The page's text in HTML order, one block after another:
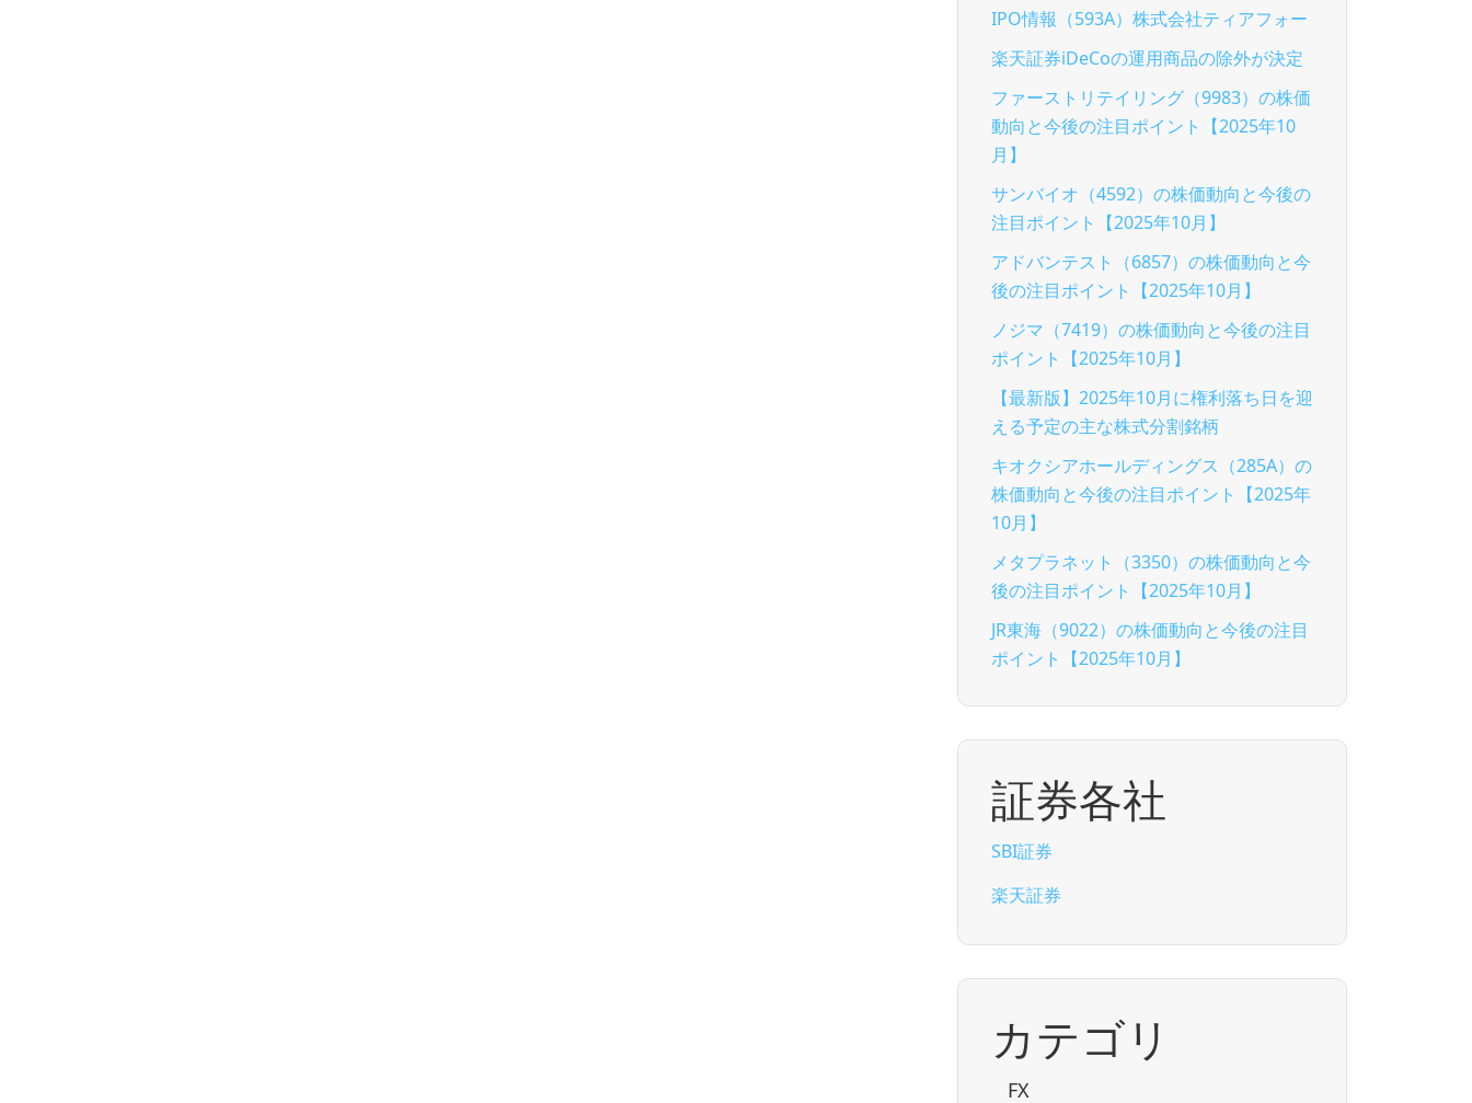
IPO情報（593A）株式会社ティアフォー
楽天証券iDeCoの運用商品の除外が決定
ファーストリテイリング（9983）の株価
動向と今後の注目ポイント【2025年10
月】
サンバイオ（4592）の株価動向と今後の
注目ポイント【2025年10月】
アドバンテスト（6857）の株価動向と今
後の注目ポイント【2025年10月】
ノジマ（7419）の株価動向と今後の注目
ポイント【2025年10月】
【最新版】2025年10月に権利落ち日を迎
える予定の主な株式分割銘柄
キオクシアホールディングス（285A）の
株価動向と今後の注目ポイント【2025年
10月】
メタプラネット（3350）の株価動向と今
後の注目ポイント【2025年10月】
JR東海（9022）の株価動向と今後の注目
ポイント【2025年10月】
証券各社
SBI証券
楽天証券
カテゴリ
FX